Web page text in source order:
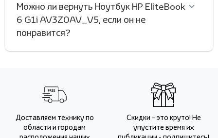
Можно ли вернуть Ноутбук HP EliteBook
6 G1i AV3Z0AV_V5, если он не
понравится?
Доставляем технику по
области и городам
Скидки – это круто! Не
упустите время их